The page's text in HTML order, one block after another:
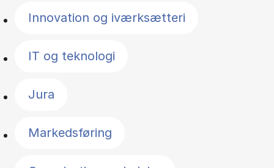
Innovation og iværksætteri
IT og teknologi
Jura
Markedsføring